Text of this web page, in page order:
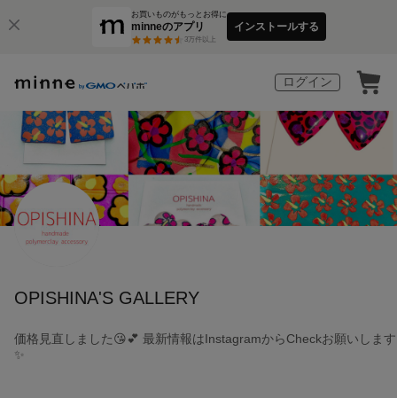
お買いものがもっとお得に
minneのアプリ
3万件以上
インストールする
ログイン
OPISHINA'S GALLERY
価格見直しました😘💕 最新情報はInstagramからCheckお願いします
✨